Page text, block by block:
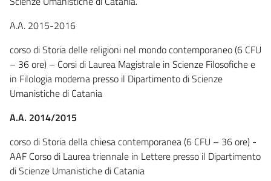
A.A. 2015-2016
corso di Storia delle religioni nel mondo contemporaneo (6 CFU
– 36 ore) – Corsi di Laurea Magistrale in Scienze Filosofiche e
in Filologia moderna presso il Dipartimento di Scienze
Umanistiche di Catania
A.A. 2014/2015
corso di Storia della chiesa contemporanea (6 CFU – 36 ore) -
AAF Corso di Laurea triennale in Lettere presso il Dipartimento
di Scienze Umanistiche di Catania